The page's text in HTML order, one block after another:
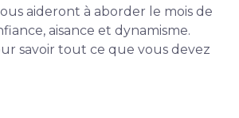
aideront à aborder le mois de
aisance et dynamisme.
savoir tout ce que vous devez